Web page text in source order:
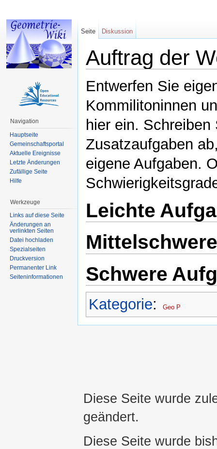
Auftrag der
Entwerfen Sie
Kommilitoninnen
hier ein.
Zusatzaufgaben
eigene Aufgaben.
Leichte
Schwere
Kategorie: Geo P
Seite Diskussion
Navigation
Hauptseite
Gemeinschaftsportal
Aktuelle Ereignisse
Letzte Änderungen
Zufällige Seite
Hilfe
Werkzeuge
Links auf diese Seite
Änderungen an
verlinkten Seiten
Datei hochladen
Spezialseiten
Druckversion
Permanenter Link
Seiteninformationen
Diese Seite wurde
geändert.
Diese Seite wurde